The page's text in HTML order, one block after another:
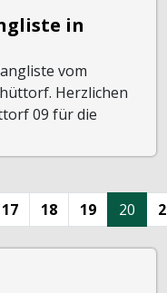
in
vom
Herzlichen
09 für die
17 18 19 20